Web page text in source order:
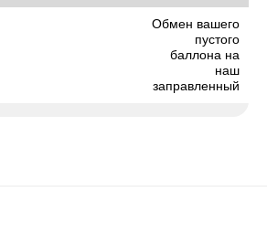
Обмен вашего
пустого
баллона на
наш
заправленный